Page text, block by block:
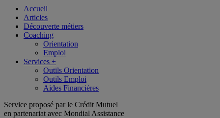
Accueil
Articles
Découverte métiers
Coaching
Orientation
Emploi
Services +
Outils Orientation
Outils Emploi
Aides Financières
Service proposé par le Crédit Mutuel
en partenariat avec Mondial Assistance